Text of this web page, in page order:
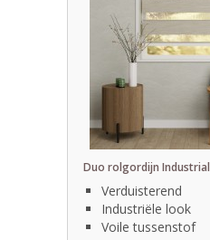
Duo rolgordijn Industrial
Verduisterend
Industriële look
Voile tussenstof